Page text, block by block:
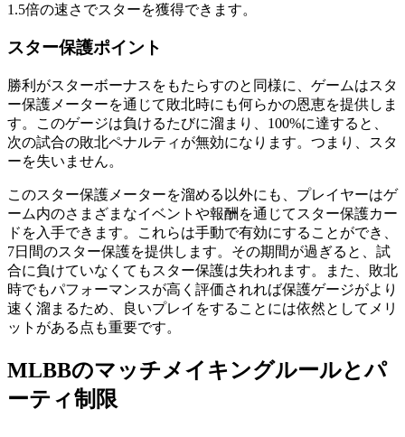
1.5倍の速さでスターを獲得できます。
スター保護ポイント
勝利がスターボーナスをもたらすのと同様に、ゲームはスタ
ー保護メーターを通じて敗北時にも何らかの恩恵を提供しま
す。このゲージは負けるたびに溜まり、100%に達すると、
次の試合の敗北ペナルティが無効になります。つまり、スタ
ーを失いません。
このスター保護メーターを溜める以外にも、プレイヤーはゲ
ーム内のさまざまなイベントや報酬を通じてスター保護カー
ドを入手できます。これらは手動で有効にすることができ、
7日間のスター保護を提供します。その期間が過ぎると、試
合に負けていなくてもスター保護は失われます。また、敗北
時でもパフォーマンスが高く評価されれば保護ゲージがより
速く溜まるため、良いプレイをすることには依然としてメリ
ットがある点も重要です。
MLBBのマッチメイキングルールとパ
ーティ制限